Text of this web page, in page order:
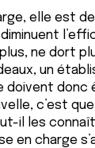
elle est
ne dort
un
doivent
c’est
il les
charge